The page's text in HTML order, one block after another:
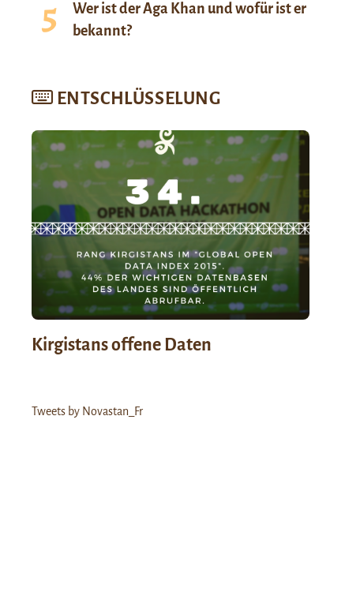
Wer ist der Aga Khan und wofür ist er
bekannt?
ENTSCHLÜSSELUNG
Kirgistans offene Daten
Tweets by Novastan_Fr